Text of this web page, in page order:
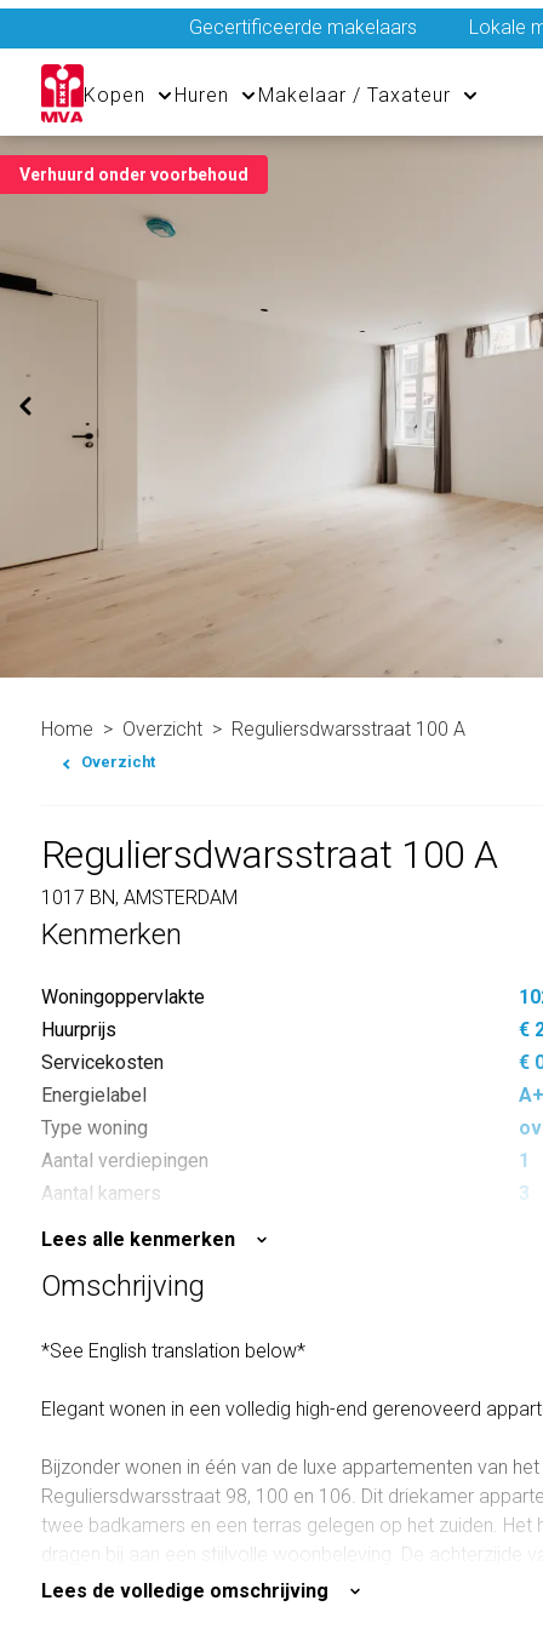
Gecertificeerde makelaars Lokale
Kopen Huren Makelaar / Taxateur
Verhuurd onder voorbehoud
Home Overzicht Reguliersdwarsstraat 100 A
Overzicht
Reguliersdwarsstraat 100 A
1017 BN, AMSTERDAM
Kenmerken
Woningoppervlakte
Huurprijs
€
Servicekosten
€
Energielabel
Type woning
Aantal verdiepingen
1
Aantal kamers
3
Lees alle kenmerken
Omschrijving
*See English translation below*
Elegant wonen in een volledig high-end gerenoveerd
Bijzonder wonen in één van de luxe appartementen van
Reguliersdwarsstraat 98, 100 en 106. Dit driekamer
twee badkamers en een terras gelegen op het zuiden.
dragen bij aan een stijlvolle woonbeleving. De achterzijde
drievoudige tuin ontworpen door de internationaal
Lees de volledige omschrijving